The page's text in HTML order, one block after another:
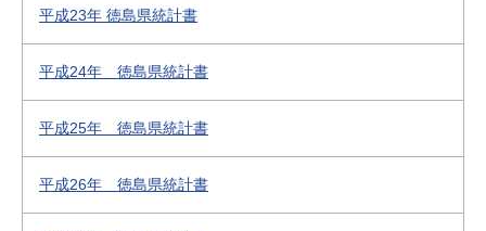
平成23年 徳島県統計書
平成24年 徳島県統計書
平成25年 徳島県統計書
平成26年 徳島県統計書